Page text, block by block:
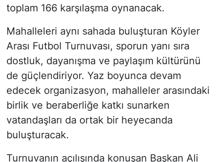
toplam 166 karşılaşma oynanacak.
Mahalleleri aynı sahada buluşturan Köyler
Arası Futbol Turnuvası, sporun yanı sıra
dostluk, dayanışma ve paylaşım kültürünü
de güçlendiriyor. Yaz boyunca devam
edecek organizasyon, mahalleler arasındaki
birlik ve beraberliğe katkı sunarken
vatandaşları da ortak bir heyecanda
buluşturacak.
Turnuvanın açılışında konuşan Başkan Ali